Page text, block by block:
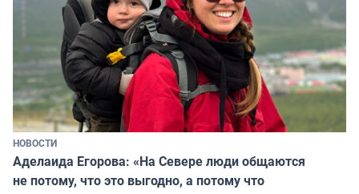
НОВОСТИ
Аделаида Егорова: «На Севере люди общаются
не потому, что это выгодно, а потому что